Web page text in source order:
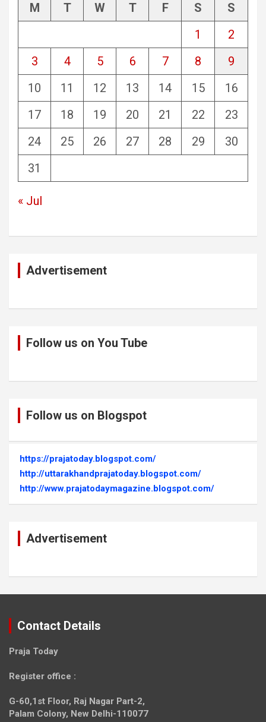
M
T W T F S
S
1
2
3
4 5 6 7 8
9
10
11 12 13 14 15
16
17
18 19 20 21 22
23
24
25 26 27 28 29
30
31
« Jul
Advertisement
Follow us on You Tube
Follow us on Blogspot
https://prajatoday.blogspot.com/
http://uttarakhandprajatoday.blogspot.com/
http://www.prajatodaymagazine.blogspot.com/
Advertisement
Contact Details
Praja Today
Register office :
G-60,1st Floor, Raj Nagar Part-2,
Palam Colony, New Delhi-110077